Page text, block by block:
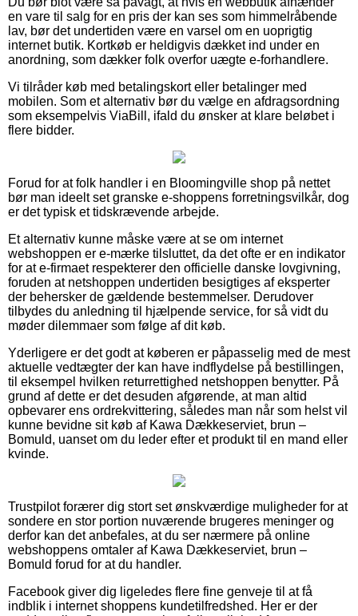
en vare til salg for en pris der kan ses som himmelråbende
lav, bør det undertiden være en varsel om en uoprigtig
internet butik. Kortkøb er heldigvis dækket ind under en
anordning, som dækker folk overfor uægte e-forhandlere.
Vi tilråder køb med betalingskort eller betalinger med
mobilen. Som et alternativ bør du vælge en afdragsordning
som eksempelvis ViaBill, ifald du ønsker at klare beløbet i
flere bidder.
Forud for at folk handler i en Bloomingville shop på nettet
bør man ideelt set granske e-shoppens forretningsvilkår, dog
er det typisk et tidskrævende arbejde.
Et alternativ kunne måske være at se om internet
webshoppen er e-mærke tilsluttet, da det ofte er en indikator
for at e-firmaet respekterer den officielle danske lovgivning,
foruden at netshoppen undertiden besigtiges af eksperter
der behersker de gældende bestemmelser. Derudover
tilbydes du anledning til hjælpende service, for så vidt du
møder dilemmaer som følge af dit køb.
Yderligere er det godt at køberen er påpasselig med de mest
aktuelle vedtægter der kan have indflydelse på bestillingen,
til eksempel hvilken returrettighed netshoppen benytter. På
grund af dette er det desuden afgørende, at man altid
opbevarer ens ordrekvittering, således man når som helst vil
kunne bevidne sit køb af Kawa Dækkeserviet, brun –
Bomuld, uanset om du leder efter et produkt til en mand eller
kvinde.
Trustpilot forærer dig stort set ønskværdige muligheder for at
sondere en stor portion nuværende brugeres meninger og
derfor kan det anbefales, at du ser nærmere på online
webshoppens omtaler af Kawa Dækkeserviet, brun –
Bomuld forud for at du handler.
Facebook giver dig ligeledes flere fine genveje til at få
indblik i internet shoppens kundetilfredshed. Her er der